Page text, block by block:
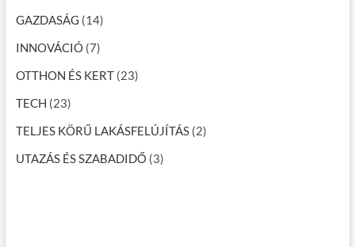
GAZDASÁG (14)
INNOVÁCIÓ(7)
OTTHON ÉS KERT(23)
TECH (23)
TELJES KÖRŰ LAKÁSFELÚJÍTÁS(2)
UTAZÁS ÉS SZABADIDŐ (3)